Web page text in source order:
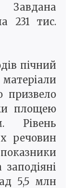
231 тис.
пічний
призвело
площею
речовин
5,5 млн